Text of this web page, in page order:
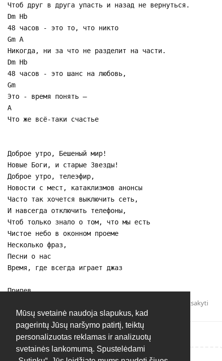
Mūsų svetainė naudoja slapukus, kad
pagerintų Jūsų naršymo patirtį, teiktų
personalizuotas reklamas ir analizuotų
svetainės lankomumą. Spustelėdami
Чтоб друг в друга упасть и назад не вернуться.
Dm Hb
48 часов - это то, что никто
Gm A
Никогда, ни за что не разделит на части.
Dm Hb
48 часов - это шанс на любовь,
Gm
Это - время понять –
A
Что же всё-таки счастье
Доброе утро, Бешеный мир!
Новые Боги, и старые Звезды!
Доброе утро, телеэфир,
Новости с мест, катаклизмов анонсы
Часто так хочется выключить сеть,
И навсегда отключить телефоны,
Чтоб только знало о том, что мы есть
Чистое небо в оконном проеме
Несколько фраз,
Песни о нас
Время, где всегда играет джаз
Припев
Atsakyti